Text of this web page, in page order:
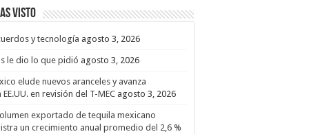
Visto
y tecnología agosto 3, 2026
le dio lo que pidió agosto 3, 2026
elude nuevos aranceles y avanza
EE.UU. en revisión del T-MEC agosto 3, 2026
exportado de tequila mexicano
un crecimiento anual promedio del 2,6 %